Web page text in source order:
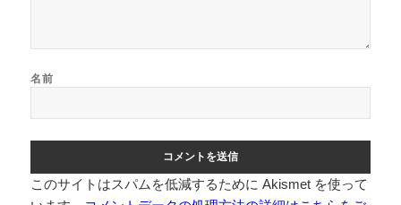
名前
このサイトはスパムを低減するために Akismet を使って